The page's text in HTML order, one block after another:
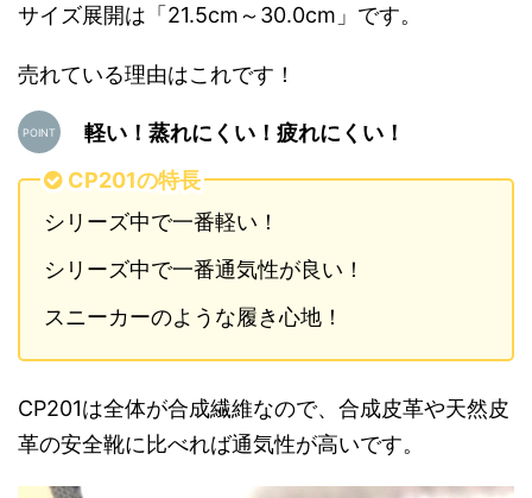
サイズ展開は「21.5cm～30.0cm」です。
売れている理由はこれです！
軽い！蒸れにくい！疲れにくい！
CP201の特長
シリーズ中で一番軽い！
シリーズ中で一番通気性が良い！
スニーカーのような履き心地！
CP201は全体が合成繊維なので、合成皮革や天然皮
革の安全靴に比べれば通気性が高いです。